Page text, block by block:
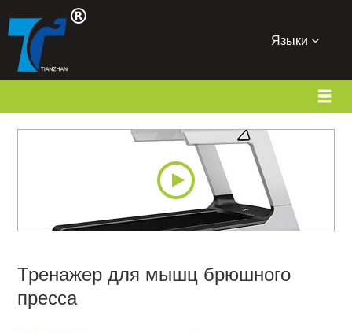
Языки
Тренажер для мышц брюшного
пресса